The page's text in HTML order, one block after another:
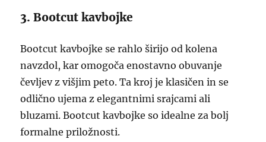
3. Bootcut kavbojke
Bootcut kavbojke se rahlo širijo od kolena
navzdol, kar omogoča enostavno obuvanje
čevljev z višjim peto. Ta kroj je klasičen in se
odlično ujema z elegantnimi srajcami ali
bluzami. Bootcut kavbojke so idealne za bolj
formalne priložnosti.